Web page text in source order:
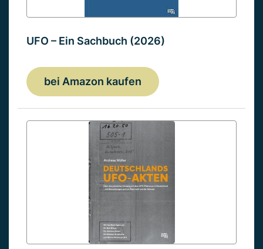
UFO – Ein Sachbuch (2026)
bei Amazon kaufen